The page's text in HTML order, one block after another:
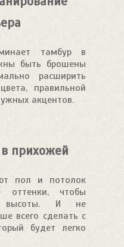
тамбур в
быть брошены
расширить
правильной
акцентов.
прихожей
пол и потолок
оттенки, чтобы
высоты. И не
всего сделать с
будет легко